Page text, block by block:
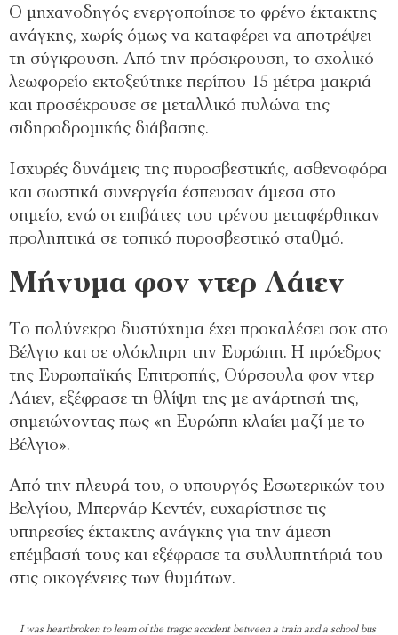
Ο μηχανοδηγός ενεργοποίησε το φρένο έκτακτης
ανάγκης, χωρίς όμως να καταφέρει να αποτρέψει
τη σύγκρουση. Από την πρόσκρουση, το σχολικό
λεωφορείο εκτοξεύτηκε περίπου 15 μέτρα μακριά
και προσέκρουσε σε μεταλλικό πυλώνα της
σιδηροδρομικής διάβασης.
Ισχυρές δυνάμεις της πυροσβεστικής, ασθενοφόρα
και σωστικά συνεργεία έσπευσαν άμεσα στο
σημείο, ενώ οι επιβάτες του τρένου μεταφέρθηκαν
προληπτικά σε τοπικό πυροσβεστικό σταθμό.
Μήνυμα φον ντερ Λάιεν
Το πολύνεκρο δυστύχημα έχει προκαλέσει σοκ στο
Βέλγιο και σε ολόκληρη την Ευρώπη. Η πρόεδρος
της Ευρωπαϊκής Επιτροπής, Ούρσουλα φον ντερ
Λάιεν, εξέφρασε τη θλίψη της με ανάρτησή της,
σημειώνοντας πως «η Ευρώπη κλαίει μαζί με το
Βέλγιο».
Από την πλευρά του, ο υπουργός Εσωτερικών του
Βελγίου, Μπερνάρ Κεντέν, ευχαρίστησε τις
υπηρεσίες έκτακτης ανάγκης για την άμεση
επέμβασή τους και εξέφρασε τα συλλυπητήριά του
στις οικογένειες των θυμάτων.
I was heartbroken to learn of the tragic accident between a train and a school bus